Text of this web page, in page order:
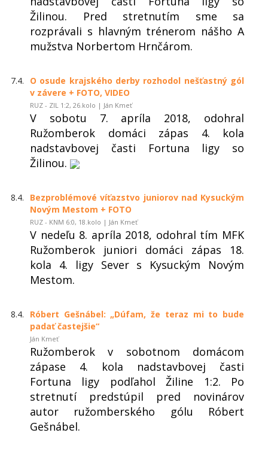
Žilinou. Pred stretnutím sme sa
rozprávali s hlavným trénerom nášho A
mužstva Norbertom Hrnčárom.
7.4.
O osude krajského derby rozhodol nešťastný gól
v závere + FOTO, VIDEO
RUZ - ZIL 1:2, 26.kolo | Ján Kmeť
V sobotu 7. apríla 2018, odohral
Ružomberok domáci zápas 4. kola
nadstavbovej časti Fortuna ligy so
Žilinou.
8.4.
Bezproblémové víťazstvo juniorov nad Kysuckým
Novým Mestom + FOTO
RUZ - KNM 6:0, 18.kolo | Ján Kmeť
V nedeľu 8. apríla 2018, odohral tím MFK
Ružomberok juniori domáci zápas 18.
kola 4. ligy Sever s Kysuckým Novým
Mestom.
8.4.
Róbert Gešnábel: „Dúfam, že teraz mi to bude
padať častejšie“
Ján Kmeť
Ružomberok v sobotnom domácom
zápase 4. kola nadstavbovej časti
Fortuna ligy podľahol Žiline 1:2. Po
stretnutí predstúpil pred novinárov
autor ružomberského gólu Róbert
Gešnábel.